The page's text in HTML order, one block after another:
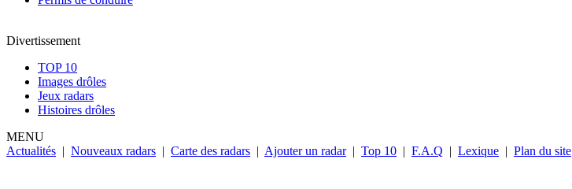
Divertissement
TOP 10
Images drôles
Jeux radars
Histoires drôles
MENU
Actualités | Nouveaux radars | Carte des radars | Ajouter un radar | Top 10 | F.A.Q | Lexique | Plan du site